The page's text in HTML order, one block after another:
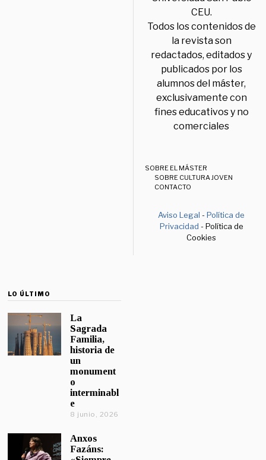
CEU.
Todos los contenidos de
la revista son
redactados, editados y
publicados por los
alumnos del máster,
exclusivamente con
fines educativos y no
comerciales
SOBRE EL MÁSTER
SOBRE CULTURA JOVEN
CONTACTO
Aviso Legal -Política de
Privacidad - Política de
Cookies
LO ÚLTIMO
La
Sagrada
Familia,
historia de
un
monument
o
interminabl
e
8 junio, 2026
Anxos
Fazáns: